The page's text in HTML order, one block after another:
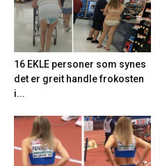
16 EKLE personer som synes
det er greit handle frokosten
i...